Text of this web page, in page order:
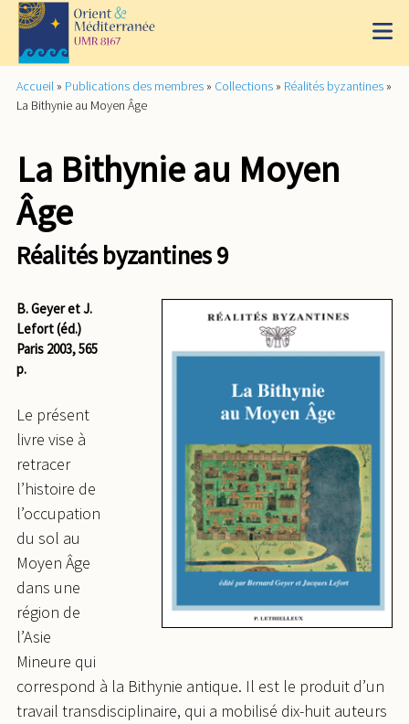
Accueil » Publications des membres » Collections » Réalités byzantines »
La Bithynie au Moyen Âge
La Bithynie au Moyen
Âge
Réalités byzantines 9
B. Geyer et J.
Lefort (éd.)
Paris 2003, 565
p.
Le présent
livre vise à
retracer
l’histoire de
l’occupation
du sol au
Moyen Âge
dans une
région de
l’Asie
Mineure qui
correspond à la Bithynie antique. Il est le produit d’un
travail transdisciplinaire, qui a mobilisé dix-huit auteurs